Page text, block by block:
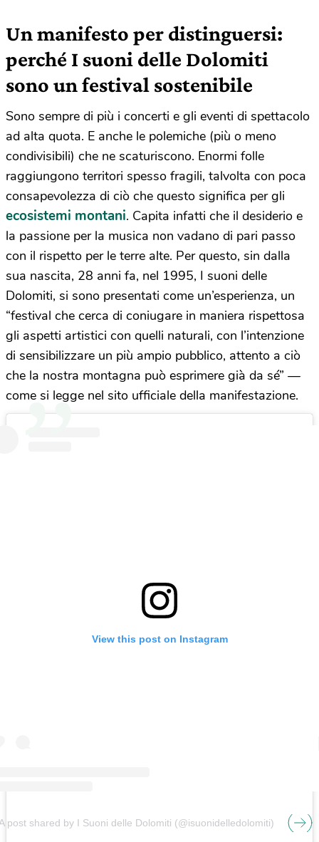
Un manifesto per distinguersi:
perché I suoni delle Dolomiti
sono un festival sostenibile
Sono sempre di più i concerti e gli eventi di spettacolo
ad alta quota. E anche le polemiche (più o meno
condivisibili) che ne scaturiscono. Enormi folle
raggiungono territori spesso fragili, talvolta con poca
consapevolezza di ciò che questo significa per gli
ecosistemi montani. Capita infatti che il desiderio e
la passione per la musica non vadano di pari passo
con il rispetto per le terre alte. Per questo, sin dalla
sua nascita, 28 anni fa, nel 1995, I suoni delle
Dolomiti, si sono presentati come un’esperienza, un
“festival che cerca di coniugare in maniera rispettosa
gli aspetti artistici con quelli naturali, con l’intenzione
di sensibilizzare un più ampio pubblico, attento a ciò
che la nostra montagna può esprimere già da sé” —
come si legge nel sito ufficiale della manifestazione.
View this post on Instagram
post shared by I Suoni delle Dolomiti (@isuonidelledolomiti)